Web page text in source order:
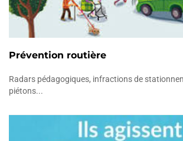
Prévention routière
Radars pédagogiques, infractions de
piétons...